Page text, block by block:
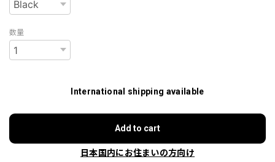
数量
International shipping available
Add to cart
日本国内にお住まいの方向け